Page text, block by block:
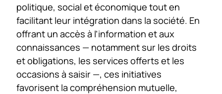
politique, social et économique tout en
facilitant leur intégration dans la société. En
offrant un accès à l’information et aux
connaissances — notamment sur les droits
et obligations, les services offerts et les
occasions à saisir —, ces initiatives
favorisent la compréhension mutuelle,